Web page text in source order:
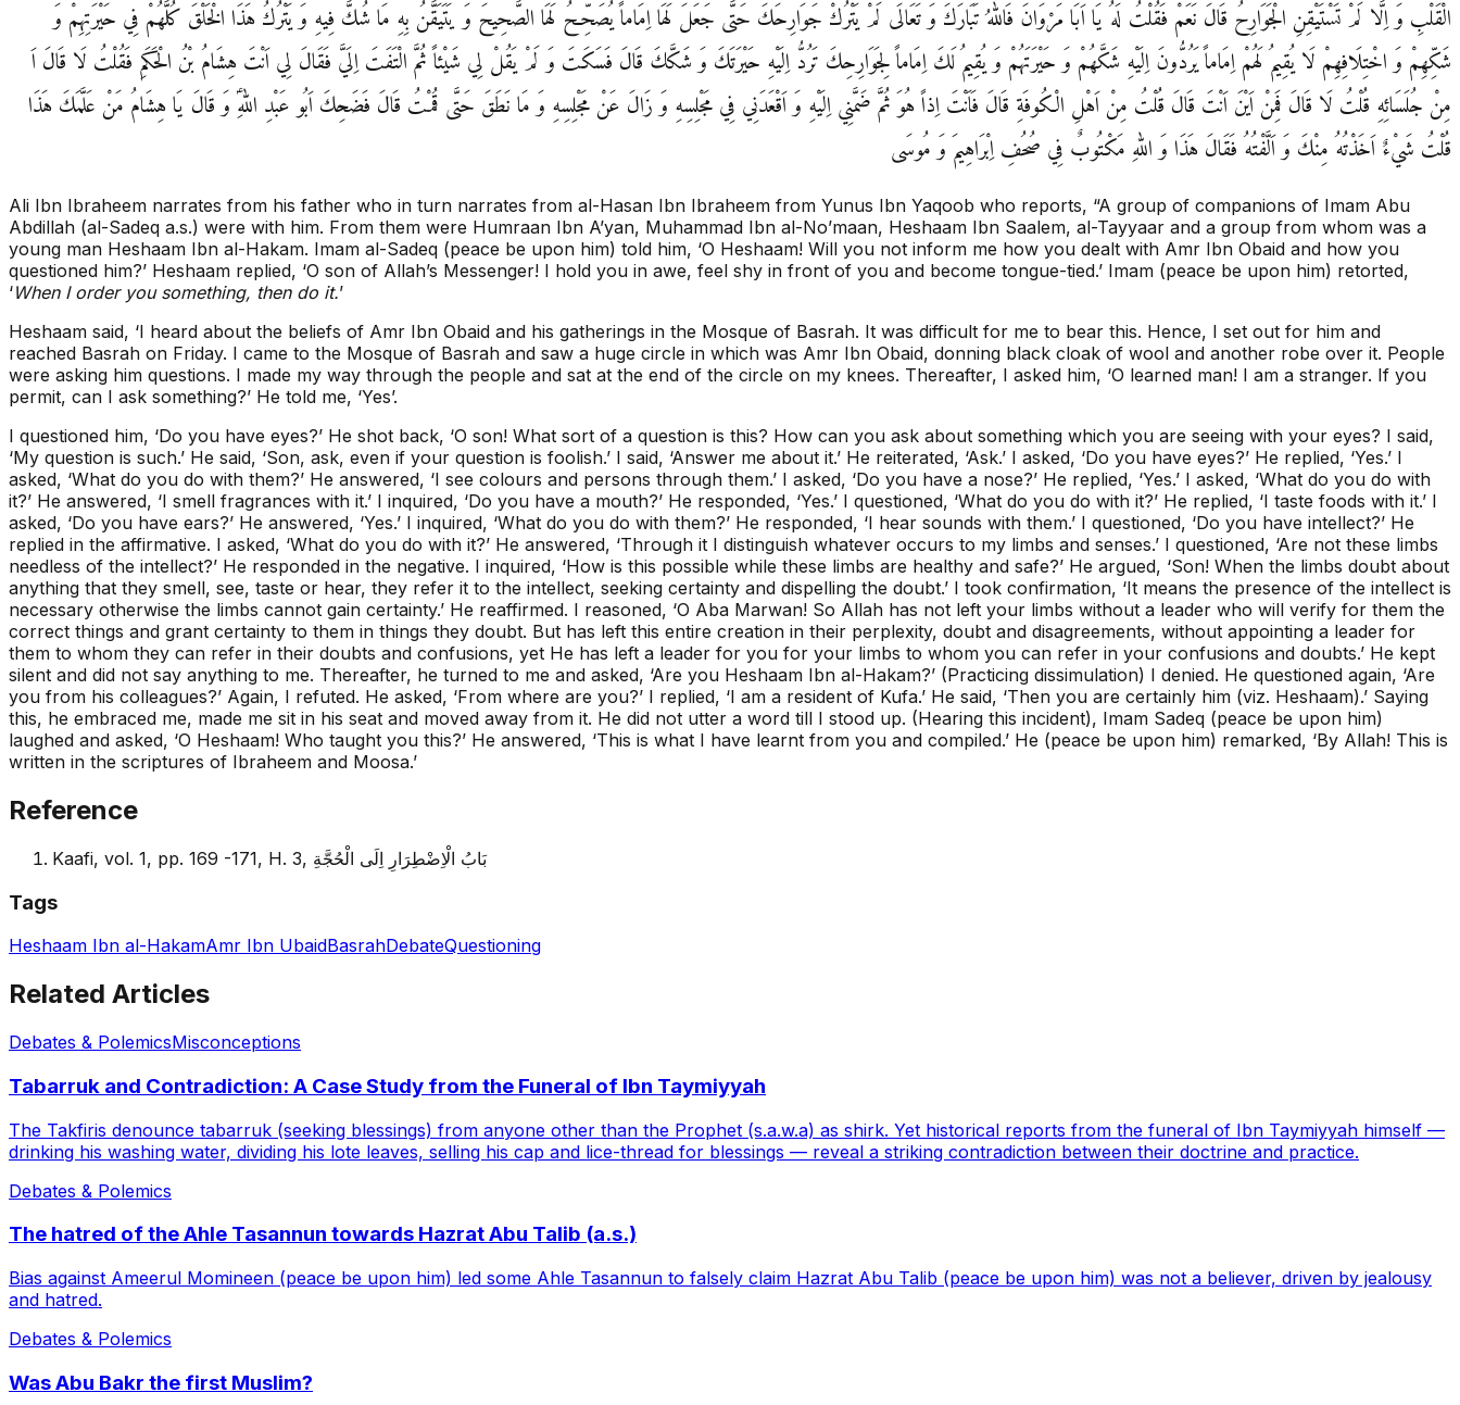
الْقَلْبِ وَ اِلَّا لَمْ تَسْتَيْقِنِ الْجَوَارِحُ قَالَ نَعَمْ فَقُلْتُ لَهُ يَا اَبَا مَرْوَانَ فَاللهُ تَبَارَكَ وَ تَعَالَى لَمْ يَتْرُكْ جَوَارِحَكَ حَتَّى جَعَلَ لَهَا اِمَاماً يُصَحِّحُ لَهَا الصَّحِيحَ وَ يَتَيَقَّنُ بِهِ مَا شُكَّ فِيهِ وَ يَتْرُكُ هَذَا الْخَلْقَ كُلَّهُمْ فِي حَيْرَتِهِمْ وَ
شَكِّهِمْ وَ اخْتِلَافِهِمْ لَا يُقِيمُ لَهُمْ اِمَاماً يَرُدُّونَ اِلَيْهِ شَكَّهُمْ وَ حَيْرَتَهُمْ وَ يُقِيمُ لَكَ اِمَاماً لِجَوَارِحِكَ تَرُدُّ اِلَيْهِ حَيْرَتَكَ وَ شَكَّكَ قَالَ فَسَكَتَ وَ لَمْ يَقُلْ لِي شَيْئاً ثُمَّ الْتَفَتَ اِلَيَّ فَقَالَ لِي اَنْتَ هِشَامُ بْنُ الْحَكَمِ فَقُلْتُ لَا قَالَ اَ
مِنْ جُلَسَائِهِ قُلْتُ لَا قَالَ فَمِنْ اَيْنَ اَنْتَ قَالَ قُلْتُ مِنْ اَهْلِ الْكُوفَةِ قَالَ فَاَنْتَ اِذاً هُوَ ثُمَّ ضَمَّنِي اِلَيْهِ وَ اَقْعَدَنِي فِي مَجْلِسِهِ وَ زَالَ عَنْ مَجْلِسِهِ وَ مَا نَطَقَ حَتَّى قُمْتُ قَالَ فَضَحِكَ اَبُو عَبْدِ اللهِؑ وَ قَالَ يَا هِشَامُ مَنْ عَلَّمَكَ هَذَا
قُلْتُ شَيْ‏ءٌ اَخَذْتُهُ مِنْكَ وَ اَلَّفْتُهُ فَقَالَ هَذَا وَ اللهِ مَكْتُوبٌ فِي صُحُفِ اِبْرَاهِيمَ وَ مُوسَى‏
Ali Ibn Ibraheem narrates from his father who in turn narrates from al-Hasan Ibn Ibraheem from Yunus Ibn Yaqoob who reports, “A group of companions of Imam Abu
Abdillah (al-Sadeq a.s.) were with him. From them were Humraan Ibn A’yan, Muhammad Ibn al-No’maan, Heshaam Ibn Saalem, al-Tayyaar and a group from whom was a
young man Heshaam Ibn al-Hakam. Imam al-Sadeq (peace be upon him) told him, ‘O Heshaam! Will you not inform me how you dealt with Amr Ibn Obaid and how you
questioned him?’ Heshaam replied, ‘O son of Allah’s Messenger! I hold you in awe, feel shy in front of you and become tongue-tied.’ Imam (peace be upon him) retorted,
‘When I order you something, then do it.’
Heshaam said, ‘I heard about the beliefs of Amr Ibn Obaid and his gatherings in the Mosque of Basrah. It was difficult for me to bear this. Hence, I set out for him and
reached Basrah on Friday. I came to the Mosque of Basrah and saw a huge circle in which was Amr Ibn Obaid, donning black cloak of wool and another robe over it. People
were asking him questions. I made my way through the people and sat at the end of the circle on my knees. Thereafter, I asked him, ‘O learned man! I am a stranger. If you
permit, can I ask something?’ He told me, ‘Yes’.
I questioned him, ‘Do you have eyes?’ He shot back, ‘O son! What sort of a question is this? How can you ask about something which you are seeing with your eyes? I said,
‘My question is such.’ He said, ‘Son, ask, even if your question is foolish.’ I said, ‘Answer me about it.’ He reiterated, ‘Ask.’ I asked, ‘Do you have eyes?’ He replied, ‘Yes.’ I
asked, ‘What do you do with them?’ He answered, ‘I see colours and persons through them.’ I asked, ‘Do you have a nose?’ He replied, ‘Yes.’ I asked, ‘What do you do with
it?’ He answered, ‘I smell fragrances with it.’ I inquired, ‘Do you have a mouth?’ He responded, ‘Yes.’ I questioned, ‘What do you do with it?’ He replied, ‘I taste foods with it.’ I
asked, ‘Do you have ears?’ He answered, ‘Yes.’ I inquired, ‘What do you do with them?’ He responded, ‘I hear sounds with them.’ I questioned, ‘Do you have intellect?’ He
replied in the affirmative. I asked, ‘What do you do with it?’ He answered, ‘Through it I distinguish whatever occurs to my limbs and senses.’ I questioned, ‘Are not these limbs
needless of the intellect?’ He responded in the negative. I inquired, ‘How is this possible while these limbs are healthy and safe?’ He argued, ‘Son! When the limbs doubt about
anything that they smell, see, taste or hear, they refer it to the intellect, seeking certainty and dispelling the doubt.’ I took confirmation, ‘It means the presence of the intellect is
necessary otherwise the limbs cannot gain certainty.’ He reaffirmed. I reasoned, ‘O Aba Marwan! So Allah has not left your limbs without a leader who will verify for them the
correct things and grant certainty to them in things they doubt. But has left this entire creation in their perplexity, doubt and disagreements, without appointing a leader for
them to whom they can refer in their doubts and confusions, yet He has left a leader for you for your limbs to whom you can refer in your confusions and doubts.’ He kept
silent and did not say anything to me. Thereafter, he turned to me and asked, ‘Are you Heshaam Ibn al-Hakam?’ (Practicing dissimulation) I denied. He questioned again, ‘Are
you from his colleagues?’ Again, I refuted. He asked, ‘From where are you?’ I replied, ‘I am a resident of Kufa.’ He said, ‘Then you are certainly him (viz. Heshaam).’ Saying
this, he embraced me, made me sit in his seat and moved away from it. He did not utter a word till I stood up. (Hearing this incident), Imam Sadeq (peace be upon him)
laughed and asked, ‘O Heshaam! Who taught you this?’ He answered, ‘This is what I have learnt from you and compiled.’ He (peace be upon him) remarked, ‘By Allah! This is
written in the scriptures of Ibraheem and Moosa.’
Reference
Kaafi, vol. 1, pp. 169 -171, H. 3, بَابُ الْاِضْطِرَارِ اِلَى الْحُجَّةِ
Tags
Heshaam Ibn al-HakamAmr Ibn UbaidBasrahDebateQuestioning
Related Articles
Debates & PolemicsMisconceptions
Tabarruk and Contradiction: A Case Study from the Funeral of Ibn Taymiyyah
The Takfiris denounce tabarruk (seeking blessings) from anyone other than the Prophet (s.a.w.a) as shirk. Yet historical reports from the funeral of Ibn Taymiyyah himself —
drinking his washing water, dividing his lote leaves, selling his cap and lice-thread for blessings — reveal a striking contradiction between their doctrine and practice.
Debates & Polemics
The hatred of the Ahle Tasannun towards Hazrat Abu Talib (a.s.)
Bias against Ameerul Momineen (peace be upon him) led some Ahle Tasannun to falsely claim Hazrat Abu Talib (peace be upon him) was not a believer, driven by jealousy
and hatred.
Debates & Polemics
Was Abu Bakr the first Muslim?